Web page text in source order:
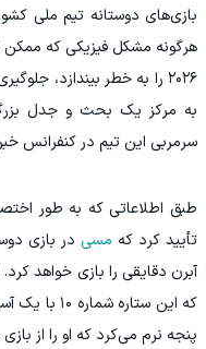
بازی‌های دوستانه تیم ملی
هرگونه مشکل فیزیکی که
۲۰۲۶ را به خطر بیندازد،
به مرکز یک بحث و جدل
سرمربی این تیم در کنفرانس
تأیید کرد که مسی در بازی
آبرن دقایقی را بازی خواهد
که این
پنجه نرم می‌کرد که او را از